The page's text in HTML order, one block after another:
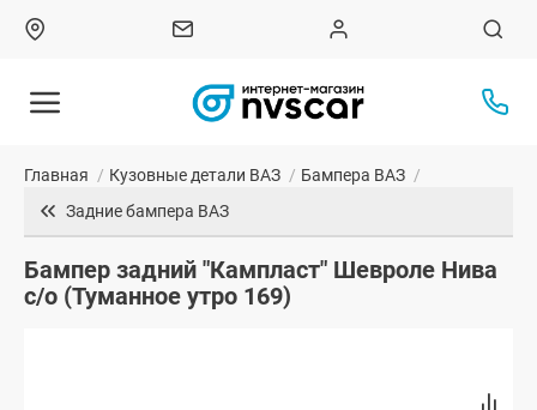
Главная / Кузовные детали ВАЗ / Бампера ВАЗ /
Задние бампера ВАЗ
Бампер задний "Кампласт" Шевроле Нива
с/о (Туманное утро 169)